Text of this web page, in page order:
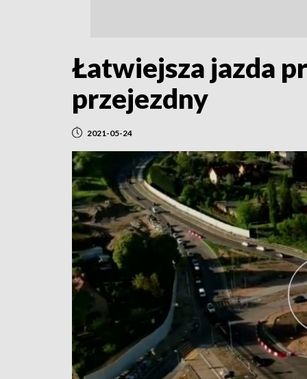
Łatwiejsza jazda
przejezdny
2021-05-24